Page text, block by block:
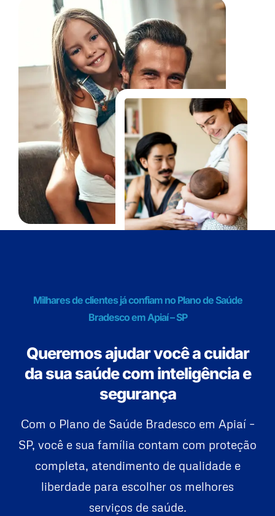
Milhares de clientes já confiam no Plano de Saúde
Bradesco em Apiaí – SP
Queremos ajudar você a cuidar
da sua saúde com inteligência e
segurança
Com o Plano de Saúde Bradesco em Apiaí –
SP, você e sua família contam com proteção
completa, atendimento de qualidade e
liberdade para escolher os melhores
serviços de saúde.